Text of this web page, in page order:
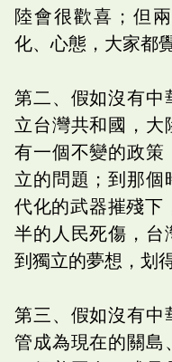
陸會很歡喜；但
化、心態，大家都
第二、假如沒有中
立台灣共和國，大
有一個不變的政策
立的問題；到那個
代化的武器摧殘下
半的人民死傷，台
到獨立的夢想，划
第三、假如沒有中
管成為現在的關島